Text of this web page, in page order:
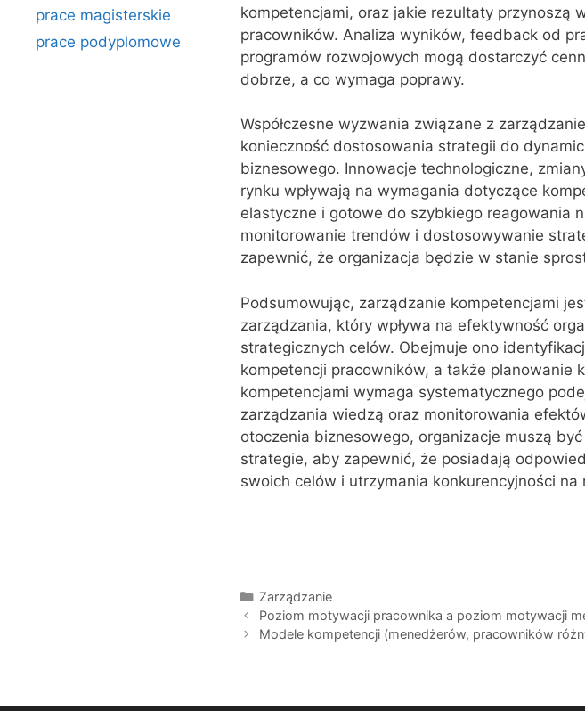
kompetencjami, oraz jakie rezultaty przynoszą
pracowników. Analiza wyników, feedback od
programów rozwojowych mogą dostarczyć
dobrze, a co wymaga poprawy.
Współczesne wyzwania związane z
konieczność dostosowania strategii do
biznesowego. Innowacje technologiczne,
rynku wpływają na wymagania dotyczące
elastyczne i gotowe do szybkiego reagowania
monitorowanie trendów i dostosowywanie
zapewnić, że organizacja będzie w stanie
Podsumowując, zarządzanie kompetencjami
zarządzania, który wpływa na efektywność
strategicznych celów. Obejmuje ono
kompetencji pracowników, a także planowanie
kompetencjami wymaga systematycznego
zarządzania wiedzą oraz monitorowania
otoczenia biznesowego, organizacje muszą
strategie, aby zapewnić, że posiadają
swoich celów i utrzymania konkurencyjności na
Kategorie
Zarządzanie
Poziom motywacji pracownika a poziom motywacji
Modele kompetencji (menedżerów, pracowników
prace magisterskie
prace podyplomowe